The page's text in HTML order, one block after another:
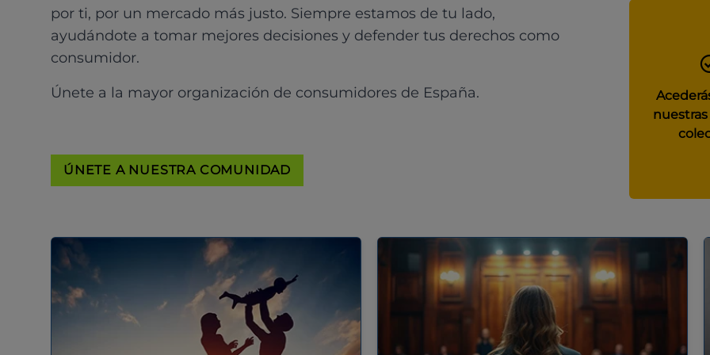
por ti, por un mercado más justo. Siempre estamos de tu lado,
ayudándote a tomar mejores decisiones y defender tus derechos como
consumidor.
Únete a la mayor organización de consumidores de España.
ÚNETE A NUESTRA COMUNIDAD